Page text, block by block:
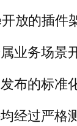
放的插件
业务场景
布的标准
经过严格